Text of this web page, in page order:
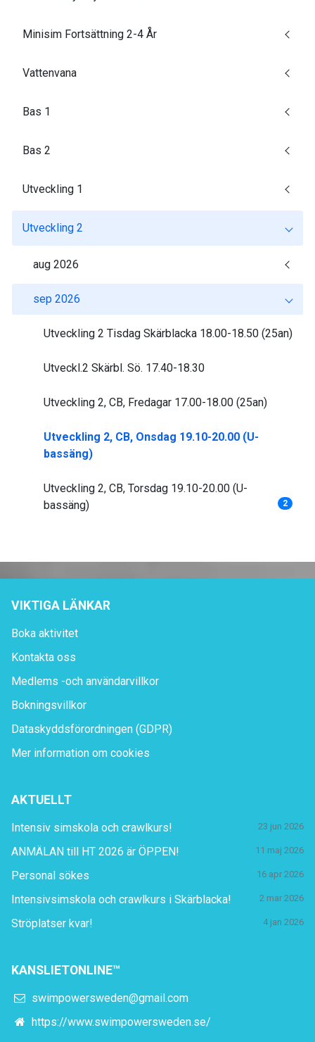
Minisim Fortsättning 2-4 År
Vattenvana
Bas 1
Bas 2
Utveckling 1
Utveckling 2
aug 2026
sep 2026
Utveckling 2 Tisdag Skärblacka 18.00-18.50 (25an)
Utveckl.2 Skärbl. Sö. 17.40-18.30
Utveckling 2, CB, Fredagar 17.00-18.00 (25an)
Utveckling 2, CB, Onsdag 19.10-20.00 (U-
bassäng)
Utveckling 2, CB, Torsdag 19.10-20.00 (U-
bassäng)
2
VIKTIGA LÄNKAR
Boka aktivitet
Kontakta oss
Medlems -och användarvillkor
Bokningsvillkor
Dataskyddsförordningen (GDPR)
Mer information om cookies
AKTUELLT
Intensiv simskola och crawlkurs! 23 jun 2026
ANMÄLAN till HT 2026 är ÖPPEN! 11 maj 2026
Personal sökes 16 apr 2026
Intensivsimskola och crawlkurs i Skärblacka! 2 mar 2026
Ströplatser kvar! 4 jan 2026
KANSLIETONLINE™
swimpowersweden@gmail.com
https://www.swimpowersweden.se/